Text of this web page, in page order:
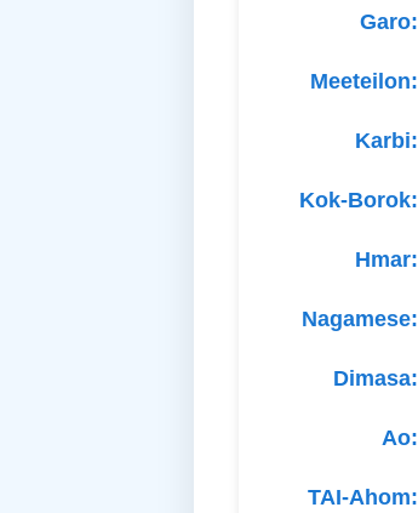
Garo:
Meeteilon:
Karbi:
Kok-Borok:
Hmar:
Nagamese:
Dimasa:
Ao:
TAI-Ahom: